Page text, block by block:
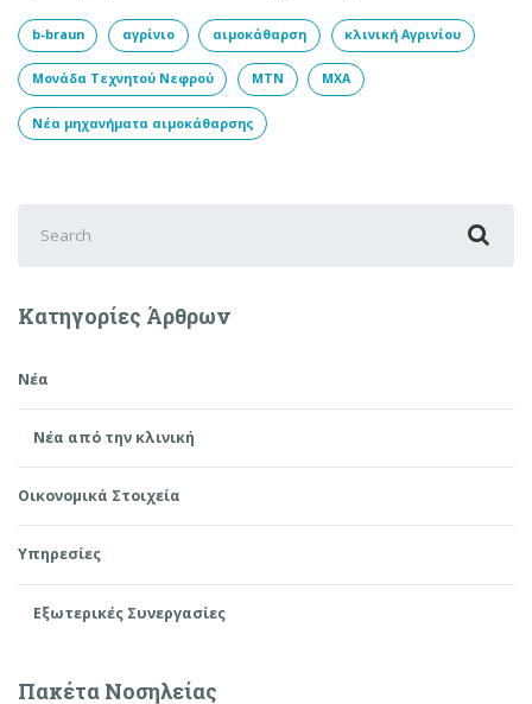
b-braun αγρίνιο αιμοκάθαρση κλινική Αγρινίου
Μονάδα Τεχνητού Νεφρού ΜΤΝ ΜΧΑ
Νέα μηχανήματα αιμοκάθαρσης
for:
Κατηγορίες Άρθρων
Νέα
Νέα από την κλινική
Οικονομικά Στοιχεία
Υπηρεσίες
Εξωτερικές Συνεργασίες
Πακέτα Νοσηλείας